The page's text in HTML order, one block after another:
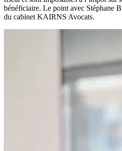
bénéficiaire. Le point avec Stéphane
du cabinet KAIRNS Avocats.